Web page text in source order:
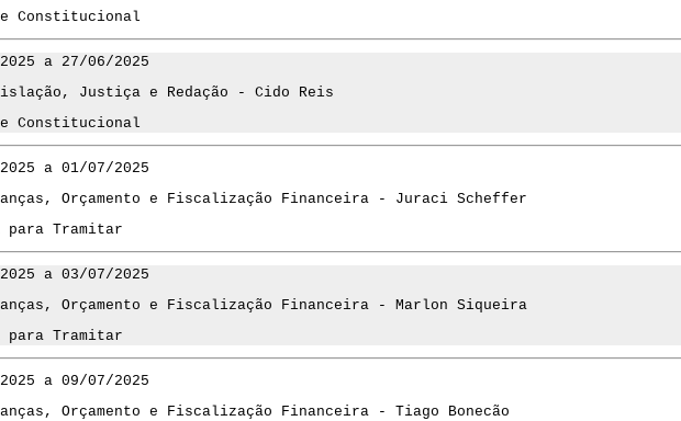
Constitucional
a 27/06/2025
Justiça e Redação - Cido Reis
Constitucional
a 01/07/2025
Orçamento e Fiscalização Financeira - Juraci Scheffer
para Tramitar
a 03/07/2025
Orçamento e Fiscalização Financeira - Marlon Siqueira
para Tramitar
a 09/07/2025
Orçamento e Fiscalização Financeira - Tiago Bonecão